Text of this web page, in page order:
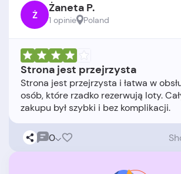
Ż Żaneta P.
1 opinie Poland
Strona jest przejrzysta
Strona jest przejrzysta i łatwa w
osób, które rzadko rezerwują loty.
0